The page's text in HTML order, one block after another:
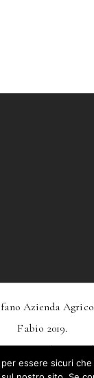
Azienda
Fabio 2019.
Generali
essere sicuri